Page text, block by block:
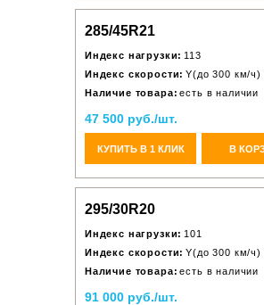
285/45R21
Индекс нагрузки: 113
Индекс скорости: Y(до 300 км/ч)
Наличие товара: есть в наличии
47 500 руб./шт.
КУПИТЬ В 1 КЛИК В
295/30R20
Индекс нагрузки: 101
Индекс скорости: Y(до 300 км/ч)
Наличие товара: есть в наличии
91 000 руб./шт.